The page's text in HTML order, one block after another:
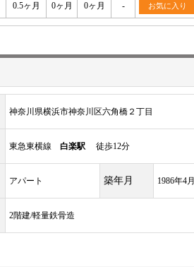
0.5ヶ月 0ヶ月 0ヶ月 - お気に入り
神奈川県横浜市神奈川区六角橋２丁目
東急東横線 白楽駅 徒歩12分
アパート 築年月 1986年4月
2階建/軽量鉄骨造